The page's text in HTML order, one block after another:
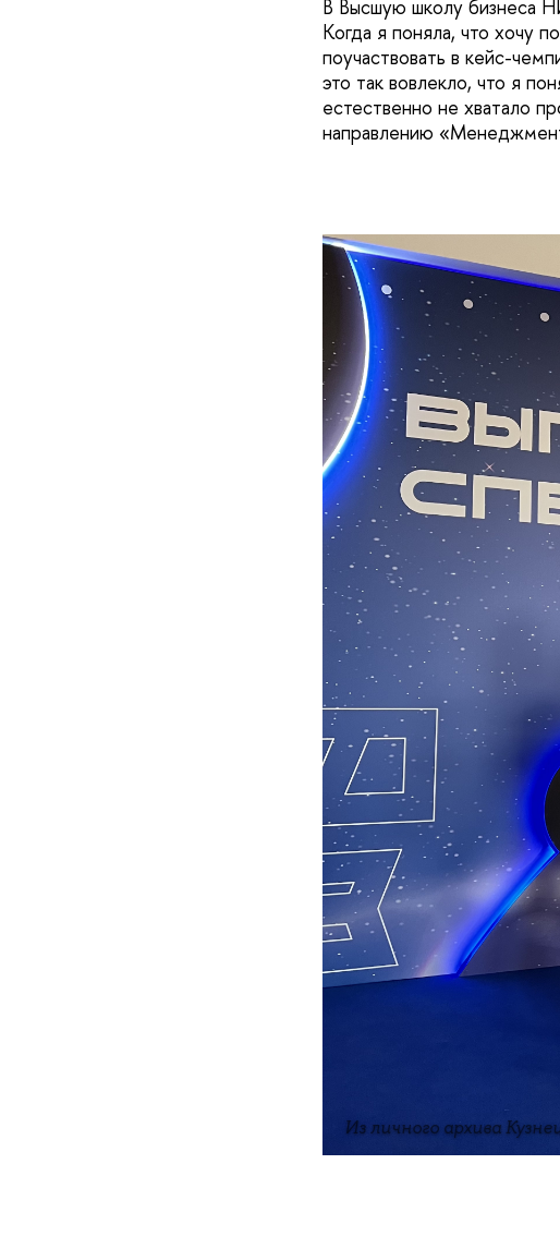
В Высшую школу бизнеса
Когда я поняла, что хочу
поучаствовать в кейс-
это так вовлекло, что я
естественно не хватало
направлению
Из личного архива